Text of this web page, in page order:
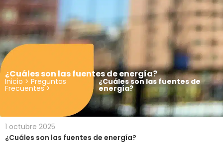
¿Cuáles son las fuentes de energía?
Inicio > Preguntas
Frecuentes>
¿Cuáles son las fuentes de
energía?
1 octubre 2025
¿Cuáles son las fuentes de energía?